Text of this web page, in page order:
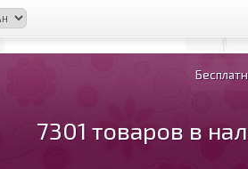
7301 товаров в